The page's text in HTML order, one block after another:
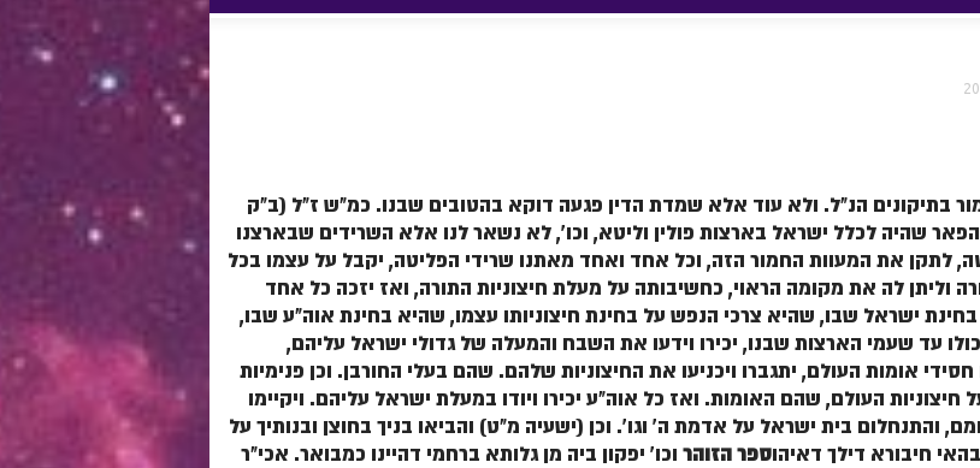
בתיקונים הנ"ל. ולא עוד אלא שמדת הדין פגעה דוקא בהטובים שבנו. כמ"ש ז"ל (ב"ק
שהיה לכלל ישראל בארצות פולין וליטא, וכו', לא נשאר לנו אלא השרידים שבארצנו
לתקן את המעוות החמור הזה, וכל אחד ואחד מאתנו שרידי הפליטה, יקבל על עצמו בכל
וליתן לה את מקומה הראוי, כחשיבותה על מעלת חיצוניות התורה, ואז יזכה כל אחד
בחינת ישראל שבו, שהיא צרכי הנפש על בחינת חיצוניותו עצמו, שהיא בחינת אוה"ע שבו,
עד שעמי הארצות שבנו, יכירו וידעו את השבח והמעלה של גדולי ישראל עליהם,
אומות העולם, יתגברו ויכניעו את החיצוניות שלהם. שהם בעלי החורבן. וכן פנימיות
העולם, שהם האומות. ואז כל אוה"ע יכירו ויודו במעלת ישראל עליהם. ויקיימו
והתנחלום בית ישראל על אדמת ה' וגו'. וכן (ישעיה מ"ט) והביאו בניך בחוצן ובנותיך על
חיבורא דילך דאיהוספר הזוהר וכו' יפקון ביה מן גלותא ברחמי דהיינו כמבואר. אכי"ר